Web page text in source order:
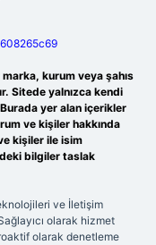
kurum veya şahıs
Sitede yalnızca kendi
Burada yer alan içerikler
ve kişiler hakkında
kişiler ile isim
bilgiler taslak
ve İletişim
olarak hizmet
olarak denetleme